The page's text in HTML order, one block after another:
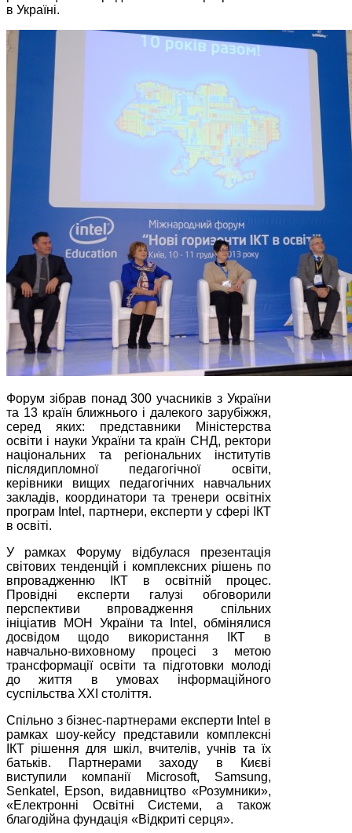
в Україні.
Форум зібрав понад 300 учасників з України
та 13 країн ближнього і далекого зарубіжжя,
серед яких: представники Міністерства
освіти і науки України та країн СНД, ректори
національних та регіональних інститутів
післядипломної педагогічної освіти,
керівники вищих педагогічних навчальних
закладів, координатори та тренери освітніх
програм Intel, партнери, експерти у сфері ІКТ
в освіті.
У рамках Форуму відбулася презентація
світових тенденцій і комплексних рішень по
впровадженню ІКТ в освітній процес.
Провідні експерти галузі обговорили
перспективи впровадження спільних
ініціатив МОН України та Intel, обмінялися
досвідом щодо використання ІКТ в
навчально-виховному процесі з метою
трансформації освіти та підготовки молоді
до життя в умовах інформаційного
суспільства XXI століття.
Спільно з бізнес-партнерами експерти Intel в
рамках шоу-кейсу представили комплексні
ІКТ рішення для шкіл, вчителів, учнів та їх
батьків. Партнерами заходу в Києві
виступили компанії Microsoft, Samsung,
Senkatel, Epson, видавництво «Розумники»,
«Електронні Освітні Системи, а також
благодійна фундація «Відкриті серця».